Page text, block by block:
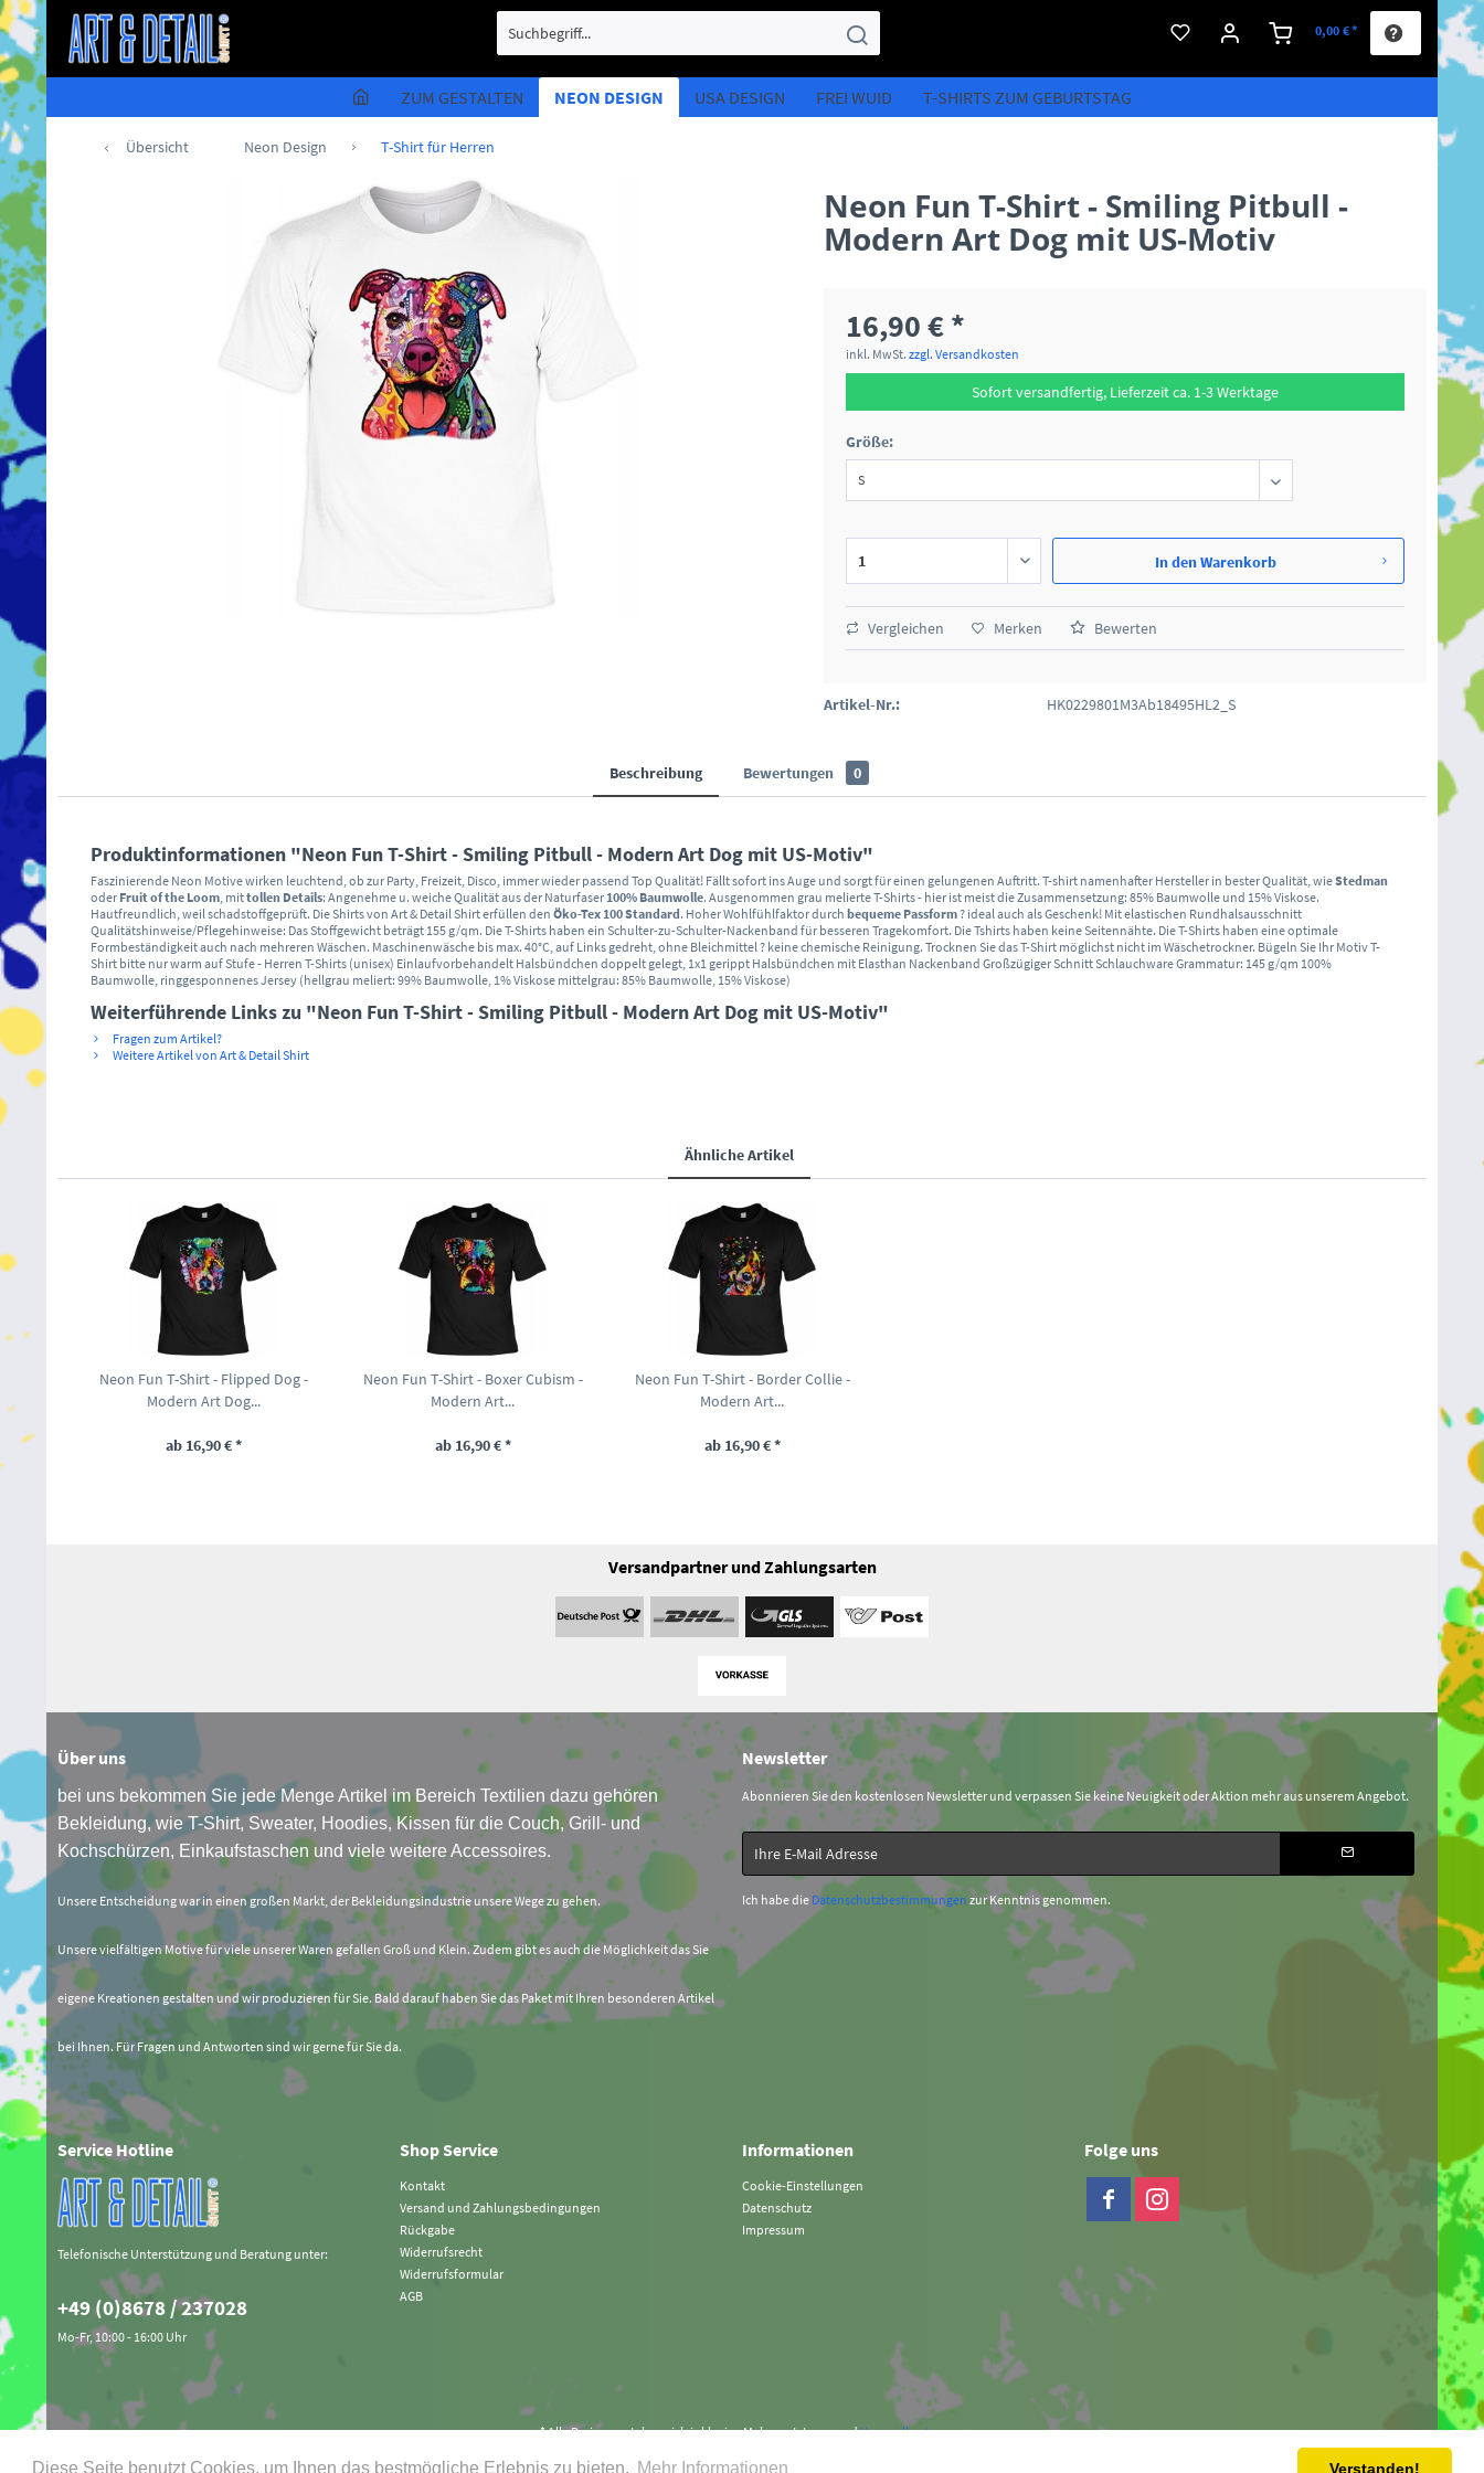
Diese Seite benutzt Cookies, um Ihnen das bestmögliche Erlebnis zu bieten. Mehr Informationen Verstanden!
0,00 € *
ZUM GESTALTEN NEON DESIGN USA DESIGN FREI WUID T-SHIRTS ZUM GEBURTSTAG
Übersicht Neon Design T-Shirt für Herren
Neon Fun T-Shirt - Smiling Pitbull -
Modern Art Dog mit US-Motiv
16,90 € *
inkl. MwSt.zzgl. Versandkosten
Sofort versandfertig, Lieferzeit ca. 1-3 Werktage
Größe:
In denWarenkorb
Vergleichen Merken Bewerten
Artikel-Nr.: HK0229801M3Ab18495HL2_S
Beschreibung Bewertungen 0
Produktinformationen "Neon Fun T-Shirt - Smiling Pitbull - Modern Art Dog mit US-Motiv"
Faszinierende Neon Motive wirken leuchtend, ob zur Party, Freizeit, Disco, immer wieder passend Top Qualität! Fällt sofort ins Auge und sorgt für einen gelungenen Auftritt. T-shirt namenhafter Hersteller in bester Qualität, wieStedman
oder Fruit of the Loom , mittollen Details: Angenehme u. weiche Qualität aus der Naturfaser 100% Baumwolle. Ausgenommen grau melierte T-Shirts - hier ist meist die Zusammensetzung: 85% Baumwolle und 15% Viskose.
Hautfreundlich, weil schadstoffgeprüft. Die Shirts von Art & Detail Shirt erfüllen den Öko-Tex 100 Standard. Hoher Wohlfühlfaktor durch bequeme Passform? ideal auch als Geschenk! Mit elastischen Rundhalsausschnitt
Qualitätshinweise/Pflegehinweise: Das Stoffgewicht beträgt 155 g/qm. Die T-Shirts haben ein Schulter-zu-Schulter-Nackenband für besseren Tragekomfort. Die Tshirts haben keine Seitennähte. Die T-Shirts haben eine optimale
Formbeständigkeit auch nach mehreren Wäschen. Maschinenwäsche bis max. 40°C, auf Links gedreht, ohne Bleichmittel ? keine chemische Reinigung. Trocknen Sie das T-Shirt möglichst nicht im Wäschetrockner. Bügeln Sie Ihr Motiv T-
Shirt bitte nur warm auf Stufe - Herren T-Shirts (unisex) Einlaufvorbehandelt Halsbündchen doppelt gelegt, 1x1 gerippt Halsbündchen mit Elasthan Nackenband Großzügiger Schnitt Schlauchware Grammatur: 145 g/qm 100%
Baumwolle, ringgesponnenes Jersey (hellgrau meliert: 99% Baumwolle, 1% Viskose mittelgrau: 85% Baumwolle, 15% Viskose)
Weiterführende Links zu "Neon Fun T-Shirt - Smiling Pitbull - Modern Art Dog mit US-Motiv"
Fragen zum Artikel?
Weitere Artikel von Art & Detail Shirt
Ähnliche Artikel
Neon Fun T-Shirt - Flipped Dog -
Modern Art Dog...
ab 16,90 € *
Neon Fun T-Shirt - Boxer Cubism -
Modern Art...
ab 16,90 € *
Neon Fun T-Shirt - Border Collie -
Modern Art...
ab 16,90 € *
Versandpartner und Zahlungsarten
Über uns
bei uns bekommen Sie jede Menge Artikel im Bereich Textilien dazu gehören
Bekleidung, wie T-Shirt, Sweater, Hoodies, Kissen für die Couch, Grill- und
Kochschürzen, Einkaufstaschen und viele weitere Accessoires.
Unsere Entscheidung war in einen großen Markt, der Bekleidungsindustrie unsere Wege zu gehen.
Unsere vielfältigen Motive für viele unserer Waren gefallen Groß und Klein. Zudem gibt es auch die Möglichkeit das Sie
eigene Kreationen gestalten und wir produzieren für Sie. Bald darauf haben Sie das Paket mit Ihren besonderen Artikel
bei Ihnen. Für Fragen und Antworten sind wir gerne für Sie da.
Newsletter
Abonnieren Sie den kostenlosen Newsletter und verpassen Sie keine Neuigkeit oder Aktion mehr aus unserem Angebot.
Ich habe die Datenschutzbestimmungen zur Kenntnis genommen.
Service Hotline
Telefonische Unterstützung und Beratung unter:
+49 (0)8678 / 237028
Mo-Fr, 10:00 - 16:00 Uhr
Shop Service
Kontakt
Versand und Zahlungsbedingungen
Rückgabe
Widerrufsrecht
Widerrufsformular
AGB
Informationen
Cookie-Einstellungen
Datenschutz
Impressum
Folge uns
* Alle Preise verstehen sich inklusive Mehrwertsteuer undVersandkosten